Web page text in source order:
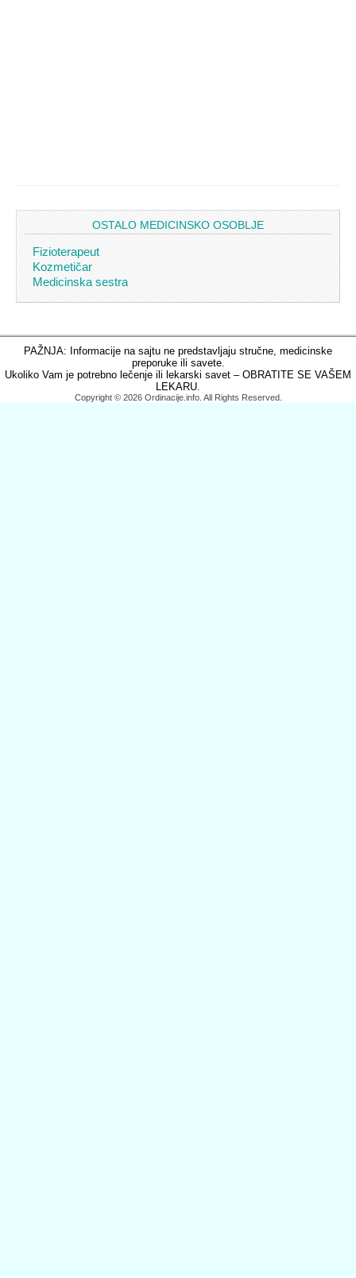
OSTALO MEDICINSKO OSOBLJE
Fizioterapeut
Kozmetičar
Medicinska sestra
PAŽNJA: Informacije na sajtu ne predstavljaju stručne, medicinske
preporuke ili savete.
Ukoliko Vam je potrebno lečenje ili lekarski savet – OBRATITE SE VAŠEM
LEKARU.
Copyright © 2026 Ordinacije.info. All Rights Reserved.